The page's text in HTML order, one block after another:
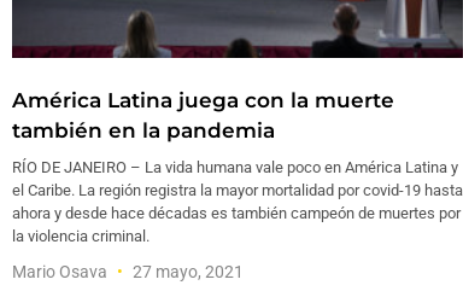
América Latina juega con la muerte
también en la pandemia
RÍO DE JANEIRO – La vida humana vale poco en América Latina y
el Caribe. La región registra la mayor mortalidad por covid-19 hasta
ahora y desde hace décadas es también campeón de muertes por
la violencia criminal.
Mario Osava 27 mayo, 2021